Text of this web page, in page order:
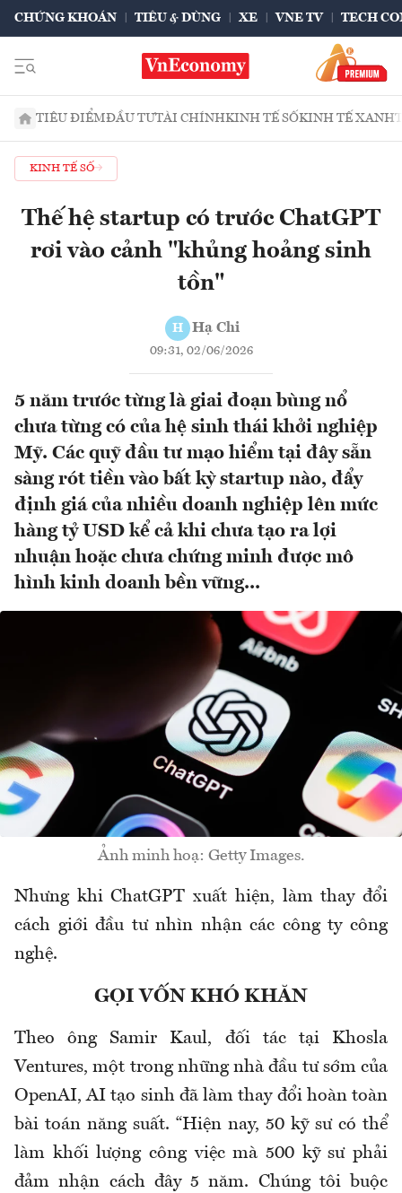
CHỨNG KHOÁN TIÊU & DÙNG XE VNE TV TECH
TIÊU ĐIỂMĐẦU TƯTÀI CHÍNHKINH TẾ SỐKINH TẾ XANH
KINH TẾ SỐ
Thế hệ startup có trước ChatGPT
rơi vào cảnh "khủng hoảng sinh
tồn"
H Hạ Chi
09:31, 02/06/2026
5 năm trước từng là giai đoạn bùng nổ
chưa từng có của hệ sinh thái khởi nghiệp
Mỹ. Các quỹ đầu tư mạo hiểm tại đây sẵn
sàng rót tiền vào bất kỳ startup nào, đẩy
định giá của nhiều doanh nghiệp lên mức
hàng tỷ USD kể cả khi chưa tạo ra lợi
nhuận hoặc chưa chứng minh được mô
hình kinh doanh bền vững...
Ảnh minh hoạ: Getty Images.
Nhưng khi ChatGPT xuất hiện, làm thay đổi
cách giới đầu tư nhìn nhận các công ty công
nghệ.
GỌI VỐN KHÓ KHĂN
Theo ông Samir Kaul, đối tác tại Khosla
Ventures, một trong những nhà đầu tư sớm của
OpenAI, AI tạo sinh đã làm thay đổi hoàn toàn
bài toán năng suất. “Hiện nay, 50 kỹ sư có thể
làm khối lượng công việc mà 500 kỹ sư phải
đảm nhận cách đây 5 năm. Chúng tôi buộc